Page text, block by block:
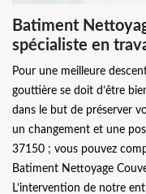
Batiment
spécialiste en
Pour une meilleure
gouttière se doit d’être
dans le but de préserver
un changement et une
37150 ; vous pouvez
Batiment Nettoyage
L’intervention de notre